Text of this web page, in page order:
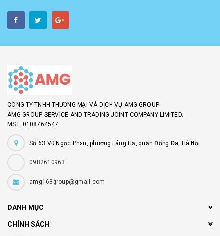
CÔNG TY TNHH THƯƠNG MẠI VÀ DỊCH VỤ AMG GROUP
AMG GROUP SERVICE AND TRADING JOINT COMPANY LIMITED.
MST: 0108764547
Số 63 Vũ Ngọc Phan, phường Láng Hạ, quận Đống Đa, Hà Nội
0982610963
amg163group@gmail.com
DANH MỤC
CHÍNH SÁCH